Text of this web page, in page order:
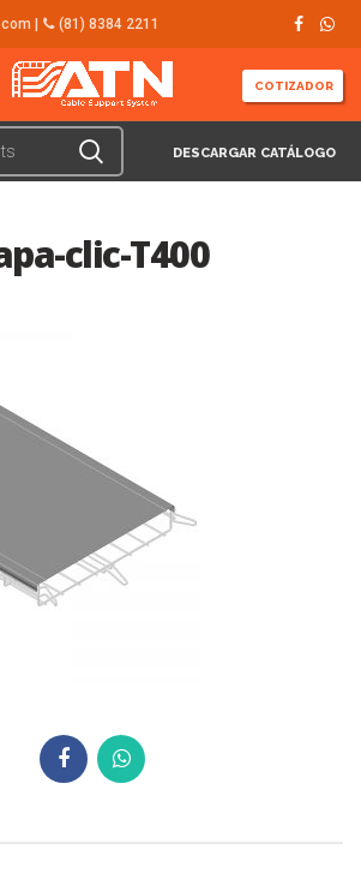
| (81) 8384 2211
COTIZADOR
DESCARGAR CATÁLOGO
clic-T400